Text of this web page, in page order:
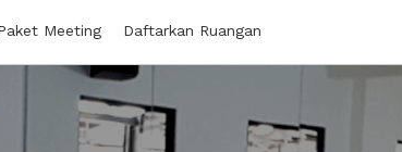
Meeting Daftarkan Ruangan